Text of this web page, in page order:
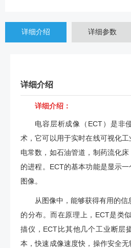
详细介绍 详细参数
详细介绍
详细介绍：
电容层析成像（ECT）是非
术，它可以用于实时在线可视化
电常数，如石油管道，制药流化
的进程。ECT的基本功能是显示
图像。
从图像中，能够获得有用的
的分布。而在原理上，ECT是类
描仪，ECT比其他几个工业断层
本，快速成像速度快，操作安全